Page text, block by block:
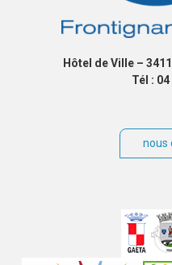
Hôtel de Ville –
Tél : 04
nous